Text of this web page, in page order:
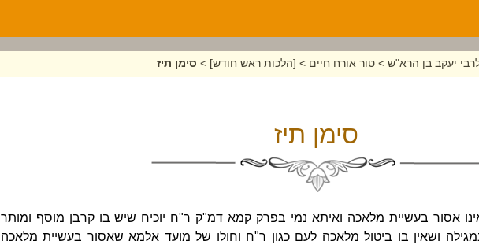
יעקב בן הרא"ש > טור אורח חיים > [הלכות ראש חודש] > סימן תיז
סימן תיז
אסור בעשיית מלאכה ואיתא נמי בפרק קמא דמ"ק ר"ח יוכיח שיש בו קרבן מוסף ומותר
ושאין בו ביטול מלאכה לעם כגון ר"ח וחולו של מועד אלמא שאסור בעשיית מלאכה